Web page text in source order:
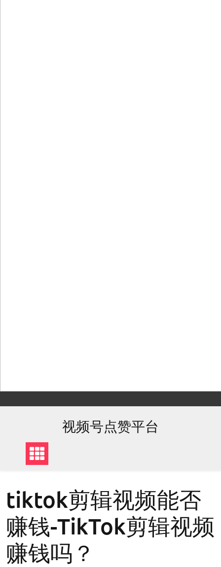
to
视频号点赞平台
tiktok剪辑视频能否
赚钱-TikTok剪辑视频
赚钱吗？